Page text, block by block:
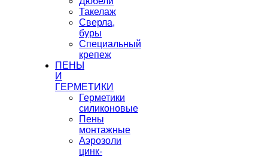
Такелаж
Сверла,
буры
Специальный
крепеж
ПЕНЫ
И
ГЕРМЕТИКИ
Герметики
силиконовые
Пены
монтажные
Аэрозоли
цинк-